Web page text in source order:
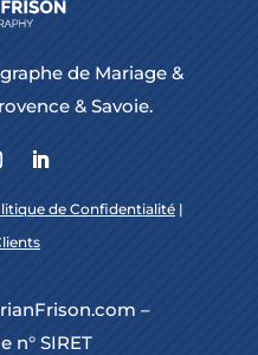
de Mariage &
& Savoie.
de Confidentialité|
–
n° SIRET